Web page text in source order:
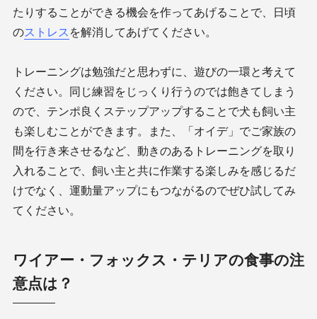
たりすることができる機会を作ってあげることで、日頃
のストレス を解消してあげてください。
トレーニングは勉強だと思わずに、遊びの一環と考えて
ください。同じ練習をじっくり行うのでは飽きてしまう
ので、テンポ良くステップアップすることで犬も飼い主
も楽しむことができます。また、「オイデ」でご家族の
間を行き来させるなど、動きのあるトレーニングを取り
入れることで、飼い主と共に作業する楽しみを感じるだ
けでなく、運動量アップにもつながるのでぜひ試してみ
てください。
ワイアー・フォックス・テリアの食事の注
意点は？